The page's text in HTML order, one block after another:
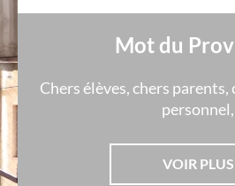
Mot du
Chers élèves, chers parents,
personnel,
VOIR PLUS